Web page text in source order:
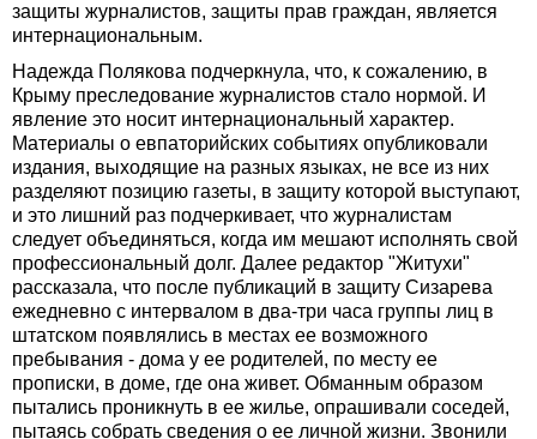
защиты журналистов, защиты прав граждан, является
интернациональным.
Надежда Полякова подчеркнула, что, к сожалению, в
Крыму преследование журналистов стало нормой. И
явление это носит интернациональный характер.
Материалы о евпаторийских событиях опубликовали
издания, выходящие на разных языках, не все из них
разделяют позицию газеты, в защиту которой выступают,
и это лишний раз подчеркивает, что журналистам
следует объединяться, когда им мешают исполнять свой
профессиональный долг. Далее редактор "Житухи"
рассказала, что после публикаций в защиту Сизарева
ежедневно с интервалом в два-три часа группы лиц в
штатском появлялись в местах ее возможного
пребывания - дома у ее родителей, по месту ее
прописки, в доме, где она живет. Обманным образом
пытались проникнуть в ее жилье, опрашивали соседей,
пытаясь собрать сведения о ее личной жизни. Звонили